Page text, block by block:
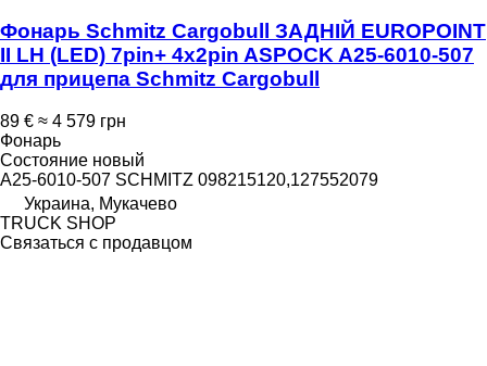
Фонарь Schmitz Cargobull ЗАДНІЙ EUROPOINT
II LH (LED) 7pin+ 4x2pin ASPOCK A25-6010-507
для прицепа Schmitz Cargobull
89 € ≈ 4 579 грн
Фонарь
Состояние новый
A25-6010-507 SCHMITZ 098215120,127552079
Украина, Мукачево
TRUCK SHOP
Связаться с продавцом